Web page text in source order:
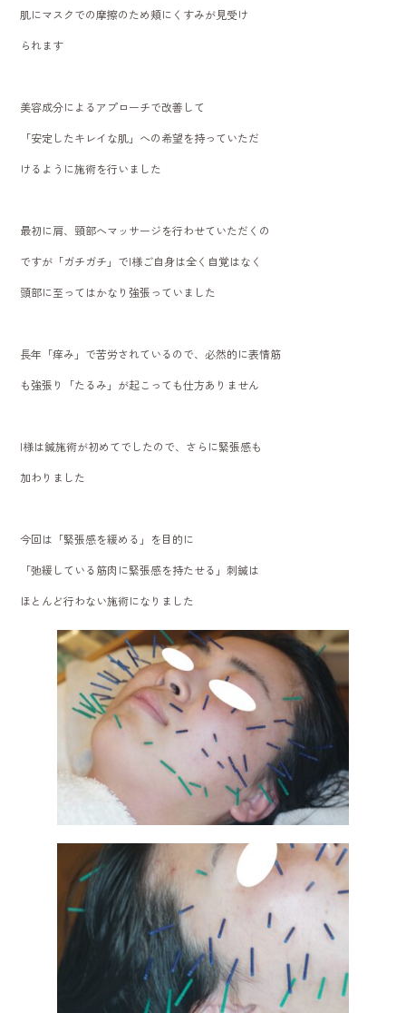
肌にマスクでの摩擦のため頬にくすみが見受け
られます
美容成分によるアプローチで改善して
「安定したキレイな肌」への希望を持っていただ
けるように施術を行いました
最初に肩、頸部へマッサージを行わせていただくの
ですが「ガチガチ」でI様ご自身は全く自覚はなく
頭部に至ってはかなり強張っていました
長年「痒み」で苦労されているので、必然的に表情筋
も強張り「たるみ」が起こっても仕方ありません
I様は鍼施術が初めてでしたので、さらに緊張感も
加わりました
今回は「緊張感を緩める」を目的に
「弛緩している筋肉に緊張感を持たせる」刺鍼は
ほとんど行わない施術になりました